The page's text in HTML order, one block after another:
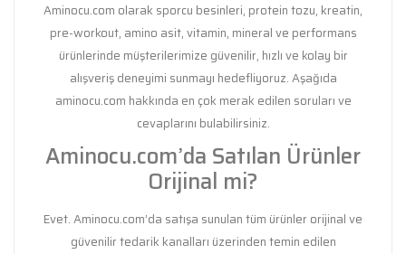
Aminocu.com olarak sporcu besinleri, protein tozu, kreatin,
pre-workout, amino asit, vitamin, mineral ve performans
ürünlerinde müşterilerimize güvenilir, hızlı ve kolay bir
alışveriş deneyimi sunmayı hedefliyoruz. Aşağıda
aminocu.com hakkında en çok merak edilen soruları ve
cevaplarını bulabilirsiniz.
Aminocu.com’da Satılan Ürünler
Orijinal mi?
Evet. Aminocu.com’da satışa sunulan tüm ürünler orijinal ve
güvenilir tedarik kanalları üzerinden temin edilen